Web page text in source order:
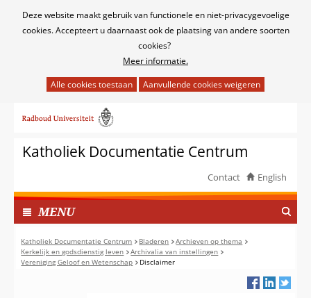
Cookies
Deze website maakt gebruik van functionele en niet-privacygevoelige
cookies. Accepteert u daarnaast ook de plaatsing van andere soorten
cookies?
Meer informatie.
het
van
cookies
deze
website
worden
toegestaan
of
geweigerd.
naar
inhoudKatholiek Documentatie Centrum
Contact English
MENUI
N
G
E
K
Katholiek Documentatie Centrum Bladeren
Archieven op thema
Kerkelijk en godsdienstig leven
Archivalia van instellingen
Vereniging Geloof en Wetenschap
Disclaimer